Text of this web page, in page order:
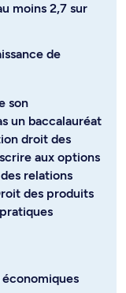
moins 2,7 sur
de
son
un baccalauréat
droit des
aux options
relations
des produits